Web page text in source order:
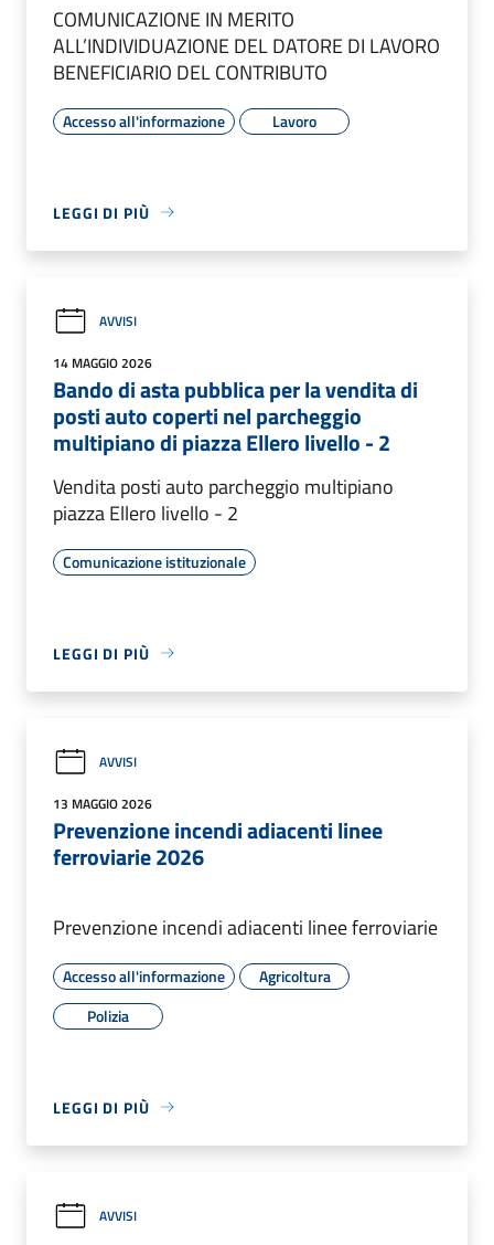
COMUNICAZIONE IN MERITO
ALL’INDIVIDUAZIONE DEL DATORE DI LAVORO
BENEFICIARIO DEL CONTRIBUTO
Accesso all'informazione Lavoro
LEGGI DI PIÙ
AVVISI
14 MAGGIO 2026
Bando di asta pubblica per la vendita di
posti auto coperti nel parcheggio
multipiano di piazza Ellero livello - 2
Vendita posti auto parcheggio multipiano
piazza Ellero livello - 2
Comunicazione istituzionale
LEGGI DI PIÙ
AVVISI
13 MAGGIO 2026
Prevenzione incendi adiacenti linee
ferroviarie 2026
Prevenzione incendi adiacenti linee ferroviarie
Accesso all'informazione
Agricoltura
Polizia
LEGGI DI PIÙ
AVVISI